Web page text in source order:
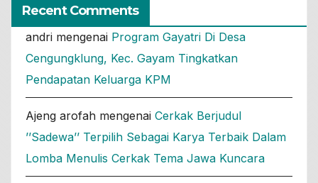
Recent Comments
andri mengenai Program Gayatri Di Desa
Cengungklung, Kec. Gayam Tingkatkan
Pendapatan Keluarga KPM
Ajeng arofah mengenai Cerkak Berjudul
’’Sadewa’’ Terpilih Sebagai Karya Terbaik Dalam
Lomba Menulis Cerkak Tema Jawa Kuncara